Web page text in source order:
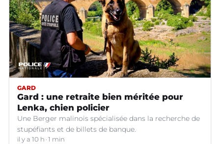
GARD
Gard : une retraite bien méritée pour
Lenka, chien policier
Une Berger malinois spécialisée dans la recherche de
stupéfiants et de billets de banque.
il y a 10 h 1 min